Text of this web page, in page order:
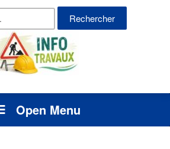
Rechercher :
Open Menu